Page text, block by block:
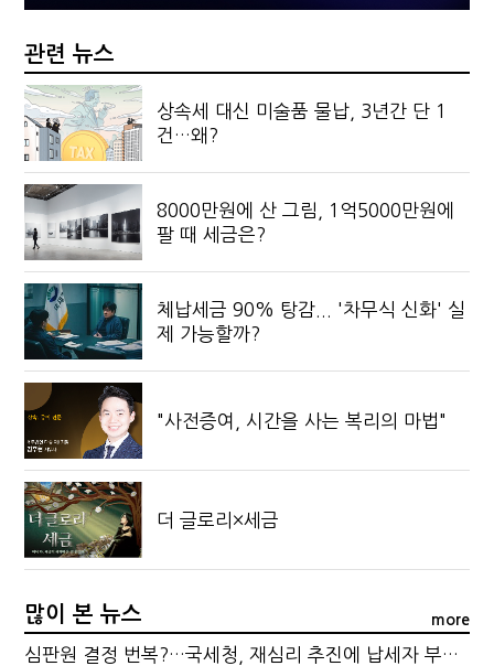
관련 뉴스
상속세 대신 미술품 물납, 3년간 단 1
건…왜?
8000만원에 산 그림, 1억5000만원에
팔 때 세금은?
체납세금 90% 탕감... '차무식 신화' 실
제 가능할까?
"사전증여, 시간을 사는 복리의 마법"
더 글로리×세금
많이 본 뉴스 more
심판원 결정 번복?…국세청, 재심리 추진에 납세자 부담 우려